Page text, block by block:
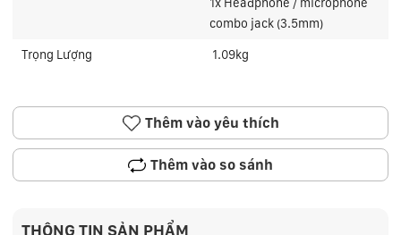
1x Headphone / microphone
combo jack (3.5mm)
Trọng Lượng 1.09kg
Thêm vào yêu thích
Thêm vào so sánh
THÔNG TIN SẢN PHẨM